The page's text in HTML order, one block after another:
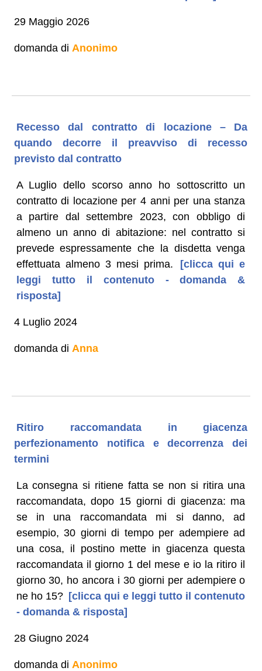
29 Maggio 2026
domanda di Anonimo
Recesso dal contratto di locazione – Da
quando decorre il preavviso di recesso
previsto dal contratto
A Luglio dello scorso anno ho sottoscritto un
contratto di locazione per 4 anni per una stanza
a partire dal settembre 2023, con obbligo di
almeno un anno di abitazione: nel contratto si
prevede espressamente che la disdetta venga
effettuata almeno 3 mesi prima.
[clicca qui e
leggi tutto il contenuto - domanda &
risposta]
4 Luglio 2024
domanda di Anna
Ritiro raccomandata in giacenza
perfezionamento notifica e decorrenza dei
termini
La consegna si ritiene fatta se non si ritira una
raccomandata, dopo 15 giorni di giacenza: ma
se in una raccomandata mi si danno, ad
esempio, 30 giorni di tempo per adempiere ad
una cosa, il postino mette in giacenza questa
raccomandata il giorno 1 del mese e io la ritiro il
giorno 30, ho ancora i 30 giorni per adempiere o
ne ho 15? [clicca qui e leggi tutto il contenuto
- domanda & risposta]
28 Giugno 2024
domanda di Anonimo